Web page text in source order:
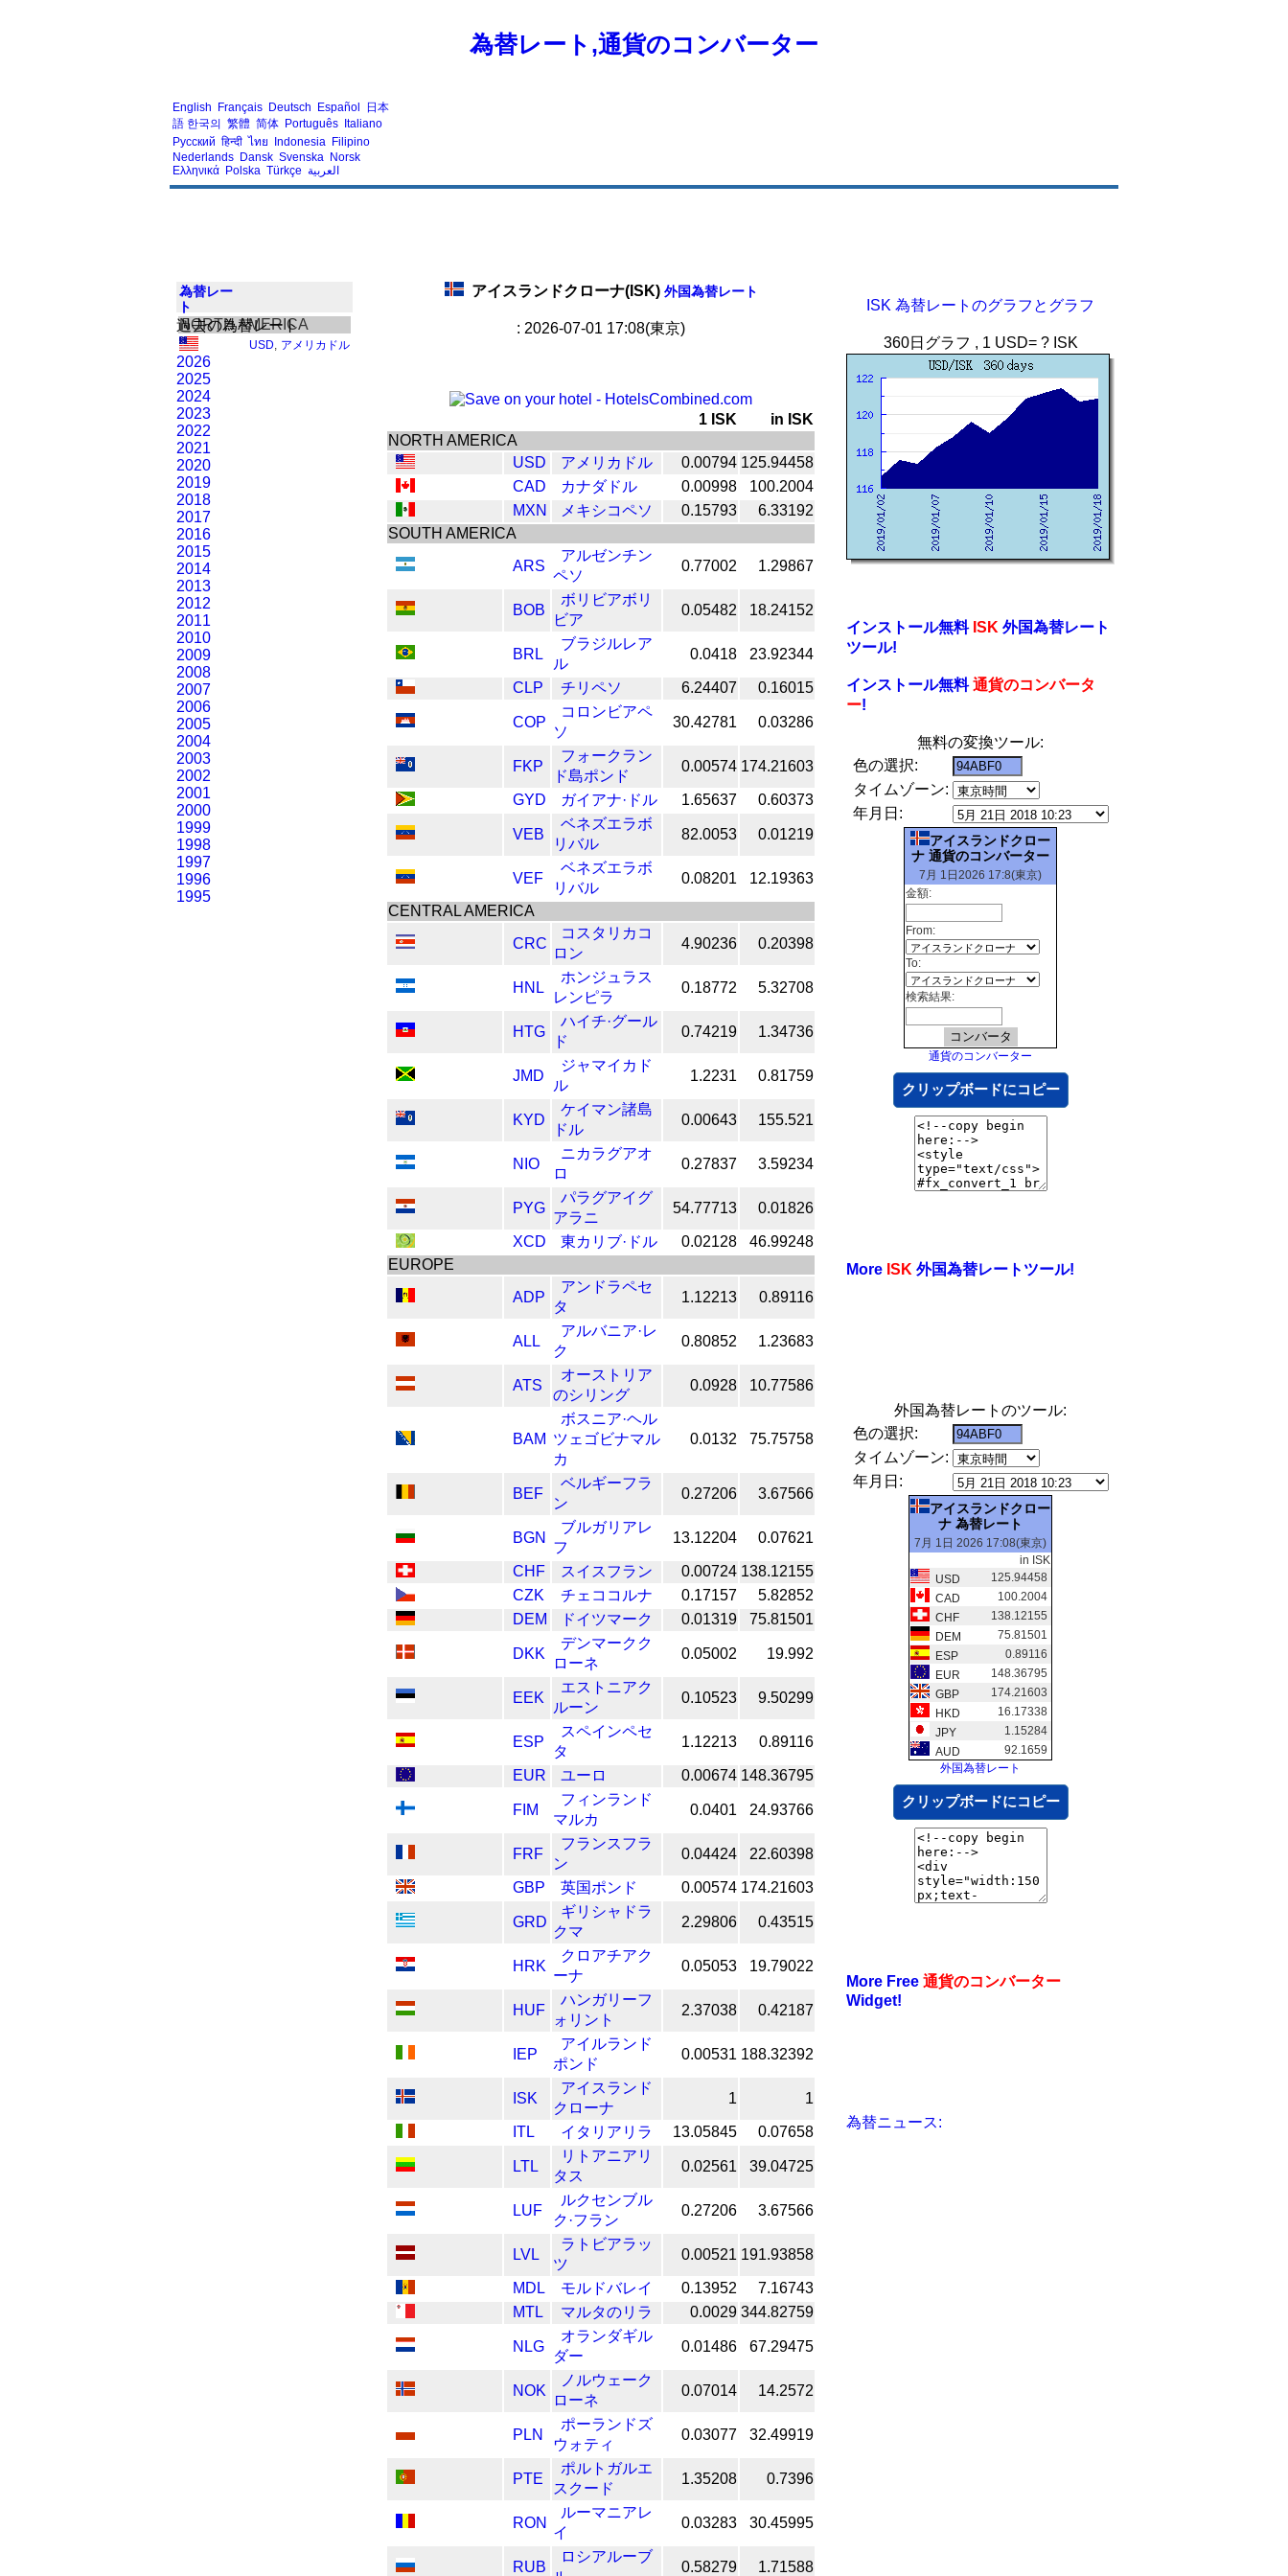
為替レート,通貨のコンバーター
English Français Deutsch Español
日本
語 한국의 繁體 简体 Português Italiano
Русский हिन्दी ไทย Indonesia Filipino
Nederlands Dansk Svenska Norsk
Ελληνικά Polska Türkçe العربية
為替レー
ト
NORTH AMERICA
USD アメリカドル
過去の為替レート
2026
2025
2024
2023
2022
2021
2020
2019
2018
2017
2016
2015
2014
2013
2012
2011
2010
2009
2008
2007
2006
2005
2004
2003
2002
2001
2000
1999
1998
1997
1996
1995
アイスランドクローナ(ISK)外国為替レート
: 2026-07-01 17:08(東京)
1 ISK
in ISK
NORTH AMERICA
USD
アメリカドル 0.00794 125.94458
CAD
カナダドル 0.00998
100.2004
MXN
メキシコペソ 0.15793
6.33192
SOUTH AMERICA
ARS
アルゼンチン
ペソ
0.77002 1.29867
BOB
ボリビアボリ
ビア
0.05482 18.24152
BRL
ブラジルレア
ル
0.0418 23.92344
CLP チリペソ 6.24407 0.16015
COP
コロンビアペ
ソ
30.42781 0.03286
FKP
フォークラン
ド島ポンド
0.00574 174.21603
GYD ガイアナ·ドル 1.65637 0.60373
VEB
ベネズエラボ
リバル
82.0053 0.01219
VEF
ベネズエラボ
リバル
0.08201
12.19363
CENTRAL AMERICA
CRC
コスタリカコ
ロン
4.90236 0.20398
HNL
ホンジュラス
レンピラ
0.18772 5.32708
HTG
ハイチ·グール
ド
0.74219 1.34736
JMD
ジャマイカド
ル
1.2231 0.81759
KYD
ケイマン諸島
ドル
0.00643 155.521
NIO
ニカラグアオ
ロ
0.27837 3.59234
PYG
パラグアイグ
アラニ
54.77713 0.01826
XCD 東カリブ·ドル 0.02128
46.99248
EUROPE
ADP
アンドラペセ
タ
1.12213 0.89116
ALL
アルバニア·レ
ク
0.80852 1.23683
ATS
オーストリア
のシリング
0.0928 10.77586
BAM
ボスニア·ヘル
ツェゴビナマル
カ
0.0132 75.75758
BEF
ベルギーフラ
ン
0.27206 3.67566
BGN
ブルガリアレ
フ
13.12204 0.07621
CHF スイスフラン 0.00724 138.12155
CZK
チェココルナ 0.17157
5.82852
DEM
ドイツマーク 0.01319 75.81501
DKK
デンマークク
ローネ
0.05002 19.992
EEK
エストニアク
ルーン
0.10523 9.50299
ESP
スペインペセ
タ
1.12213 0.89116
EUR ユーロ 0.00674 148.36795
FIM
フィンランド
マルカ
0.0401 24.93766
FRF
フランスフラ
ン
0.04424 22.60398
GBP 英国ポンド 0.00574 174.21603
GRD
ギリシャドラ
クマ
2.29806 0.43515
HRK
クロアチアク
ーナ
0.05053 19.79022
HUF
ハンガリーフ
ォリント
2.37038 0.42187
IEP
アイルランド
ポンド
0.00531 188.32392
ISK
アイスランド
クローナ
1 1
ITL イタリアリラ 13.05845 0.07658
LTL
リトアニアリ
タス
0.02561 39.04725
LUF
ルクセンブル
ク·フラン
0.27206 3.67566
LVL
ラトビアラッ
ツ
0.00521 191.93858
MDL モルドバレイ 0.13952
7.16743
MTL
マルタのリラ 0.0029 344.82759
NLG
オランダギル
ダー
0.01486 67.29475
NOK
ノルウェーク
ローネ
0.07014 14.2572
PLN
ポーランドズ
ウォティ
0.03077 32.49919
PTE
ポルトガルエ
スクード
1.35208 0.7396
RON
ルーマニアレ
イ
0.03283 30.45995
RUB
ロシアルーブ
0.58279 1.71588
ISK 為替レートのグラフとグラフ
360日グラフ , 1 USD= ? ISK
インストール無料 ISK 外国為替レート
ツール!
インストール無料通貨のコンバータ
ー!
無料の変換ツール:
色の選択:
タイムゾーン:
年月日:
アイスランドクロー
ナ 通貨のコンバーター
7月 1日2026 17:8(東京)
金額:
From:
To:
検索結果:
通貨のコンバーター
クリップボードにコピー
More ISK 外国為替レートツール!
外国為替レートのツール:
色の選択:
タイムゾーン:
年月日:
アイスランドクロー
ナ 為替レート
7月 1日 2026 17:08(東京)
in ISK
USD
125.94458
CAD
100.2004
CHF
138.12155
DEM
75.81501
ESP
0.89116
EUR
148.36795
GBP
174.21603
HKD
16.17338
JPY
1.15284
AUD
92.1659
外国為替レート
クリップボードにコピー
More Free 通貨のコンバーター
Widget!
為替ニュース: